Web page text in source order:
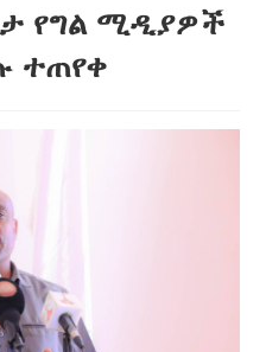
የግል ሚዲያዎች
ተጠየቀ